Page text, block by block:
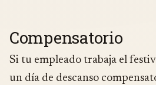
Compensatorio
Si tu empleado trabaja el
un día de descanso